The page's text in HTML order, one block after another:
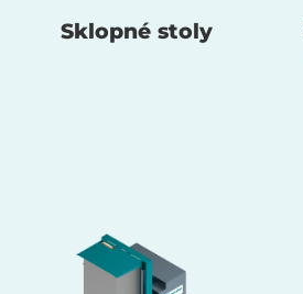
Sklopné stoly